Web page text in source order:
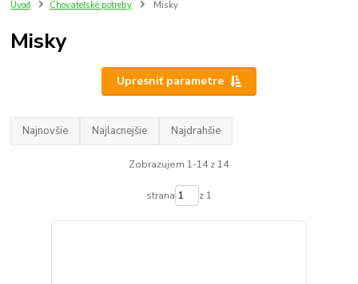
Úvod Chovateľské potreby Misky
Misky
Upresniť parametre
Najnovšie Najlacnejšie Najdrahšie
Zobrazujem 1-14 z 14
strana z 1